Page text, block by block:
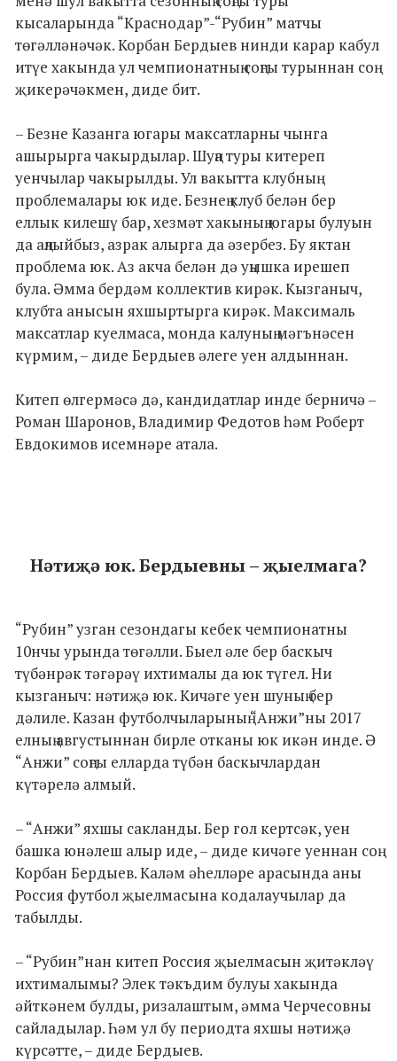
кысаларында “Краснодар”-“Рубин” матчы
төгәлләнәчәк. Корбан Бердыев нинди карар кабул
итүе хакында ул чемпионатның соңгы турыннан соң
җикерәчәкмен, диде бит.
– Безне Казанга югары максатларны чынга
ашырырга чакырдылар. Шуңа туры китереп
уенчылар чакырылды. Ул вакытта клубның
проблемалары юк иде. Безнең клуб белән бер
еллык килешү бар, хезмәт хакының югары булуын
да аңлыйбыз, азрак алырга да әзербез. Бу яктан
проблема юк. Аз акча белән дә уңышка ирешеп
була. Әмма бердәм коллектив кирәк. Кызганыч,
клубта анысын яхшыртырга кирәк. Максималь
максатлар куелмаса, монда калуның мәгънәсен
күрмим, – диде Бердыев әлеге уен алдыннан.
Китеп өлгермәсә дә, кандидатлар инде берничә –
Роман Шаронов, Владимир Федотов һәм Роберт
Евдокимов исемнәре атала.
Нәтиҗә юк. Бердыевны – җыелмага?
“Рубин” узган сезондагы кебек чемпионатны
10нчы урында төгәлли. Быел әле бер баскыч
түбәнрәк тәгәрәү ихтималы да юк түгел. Ни
кызганыч: нәтиҗә юк. Кичәге уен шуның бер
дәлиле. Казан футболчыларының “Анжи”ны 2017
елның августыннан бирле отканы юк икән инде. Ә
“Анжи” соңгы елларда түбән баскычлардан
күтәрелә алмый.
– “Анжи” яхшы сакланды. Бер гол кертсәк, уен
башка юнәлеш алыр иде, – диде кичәге уеннан соң
Корбан Бердыев. Каләм әһелләре арасында аны
Россия футбол җыелмасына кодалаучылар да
табылды.
– “Рубин”нан китеп Россия җыелмасын җитәкләү
ихтималымы? Элек тәкъдим булуы хакында
әйткәнем булды, ризалаштым, әмма Черчесовны
сайладылар. Һәм ул бу периодта яхшы нәтиҗә
күрсәтте, – диде Бердыев.